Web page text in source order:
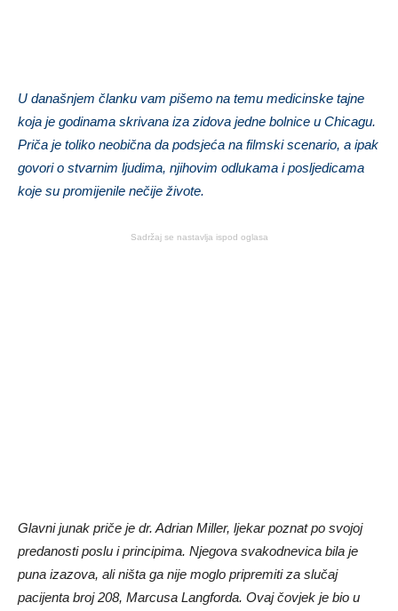
U današnjem članku vam pišemo na temu medicinske tajne
koja je godinama skrivana iza zidova jedne bolnice u Chicagu.
Priča je toliko neobična da podsjeća na filmski scenario, a ipak
govori o stvarnim ljudima, njihovim odlukama i posljedicama
koje su promijenile nečije živote.
Sadržaj se nastavlja ispod oglasa
Glavni junak priče je dr. Adrian Miller, ljekar poznat po svojoj
predanosti poslu i principima. Njegova svakodnevica bila je
puna izazova, ali ništa ga nije moglo pripremiti za slučaj
pacijenta broj 208, Marcusa Langforda. Ovaj čovjek je bio u